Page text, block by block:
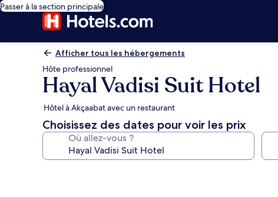
Passer à la section principale
Afficher tous les hébergements
Hôte professionnel
Hayal Vadisi Suit Hotel
Hôtel à Akçaabat avec un restaurant
Choisissez des dates pour voir les prix
Où allez-vous ?